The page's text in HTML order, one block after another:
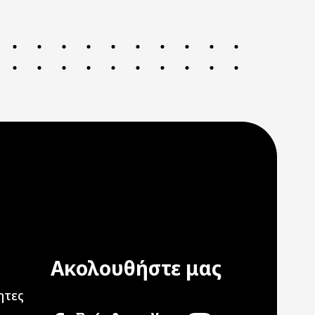
Ακολουθήστε μας